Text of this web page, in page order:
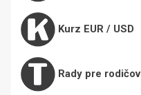
Kurz EUR / USD
Rady pre rodičov